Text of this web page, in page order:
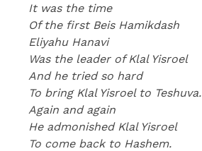
It was the time
Of the first Beis Hamikdash
Eliyahu Hanavi
Was the leader of Klal Yisroel
And he tried so hard
To bring Klal Yisroel to Teshuva.
Again and again
He admonished Klal Yisroel
To come back to Hashem.